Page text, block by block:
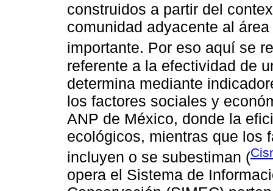
construidos a partir del
comunidad adyacente al
importante. Por eso aquí se
referente a la efectividad de
determina mediante
los factores sociales y
ANP de México, donde la
ecológicos, mientras que los
incluyen o se subestiman (
opera el Sistema de